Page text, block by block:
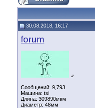
30.08.2018, 16:17
forum
♂
Сообщений: 9,793
Машина: tsi
Длина: 309890мкм
Диаметр: 48мм